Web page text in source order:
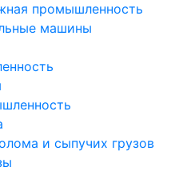
промышленность
машины
и сыпучих грузов